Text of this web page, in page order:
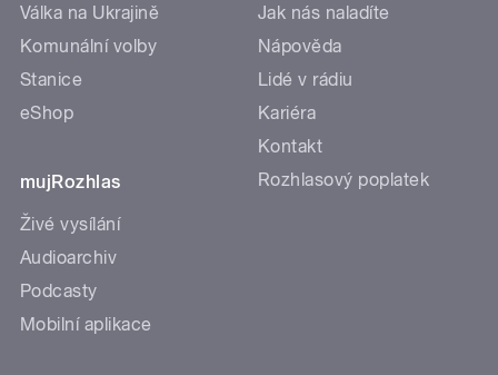
Válka na Ukrajině
Komunální volby
Stanice
eShop
mujRozhlas
Živé vysílání
Audioarchiv
Podcasty
Mobilní aplikace
Jak nás naladíte
Nápověda
Lidé v rádiu
Kariéra
Kontakt
Rozhlasový poplatek